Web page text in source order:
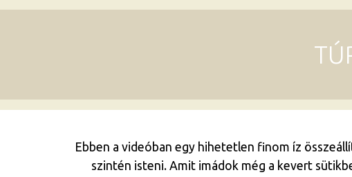
Ebben a videóban egy hihetetlen finom íz
szintén isteni. Amit imádok még a kevert